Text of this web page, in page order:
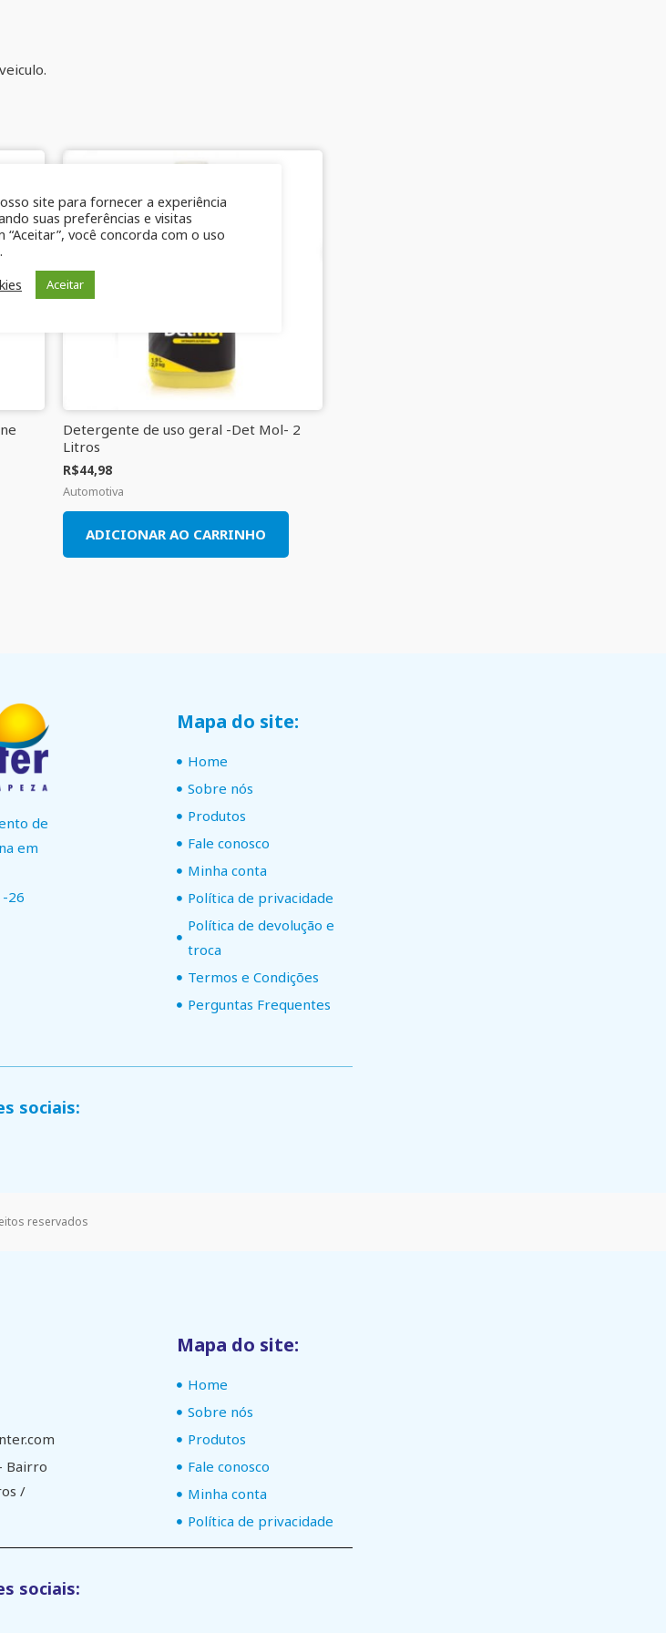
Detergente de uso geral -Det Mol- 2
Litros
R$44,98
Automotiva
ADICIONAR AO CARRINHO
de
em
26
Mapa do site:
Home
Sobre nós
Produtos
Fale conosco
Minha conta
Política de privacidade
Política de devolução e
troca
Termos e Condições
Perguntas Frequentes
sociais:
reservados
Bairro
/
Mapa do site:
Home
Sobre nós
Produtos
Fale conosco
Minha conta
Política de privacidade
sociais:
site para fornecer a experiência
suas preferências e visitas
“Aceitar”, você concorda com o uso
Aceitar